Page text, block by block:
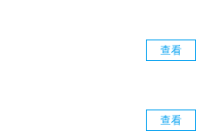
查看
查看